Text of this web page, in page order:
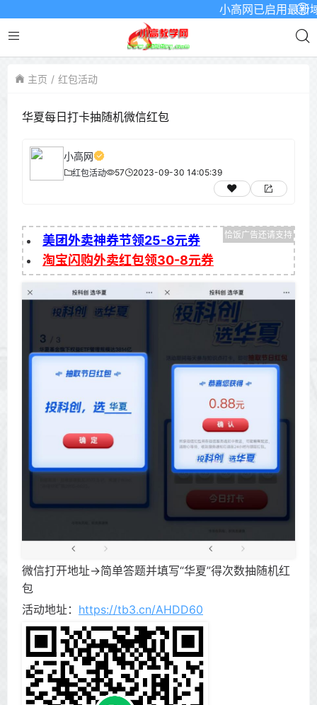
小高网已启用最新域
主页 红包活动
华夏每日打卡抽随机微信红包
小高网
红包活动 57 2023-09-30 14:05:39
美团外卖神券节领25-8元券
淘宝闪购外卖红包领30-8元券
微信打开地址->简单答题并填写“华夏”得次数抽随机红
包
活动地址： https://tb3.cn/AHDD60